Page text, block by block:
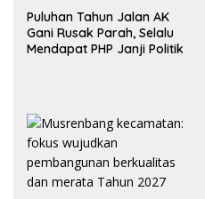
Puluhan Tahun Jalan AK
Gani Rusak Parah, Selalu
Mendapat PHP Janji Politik